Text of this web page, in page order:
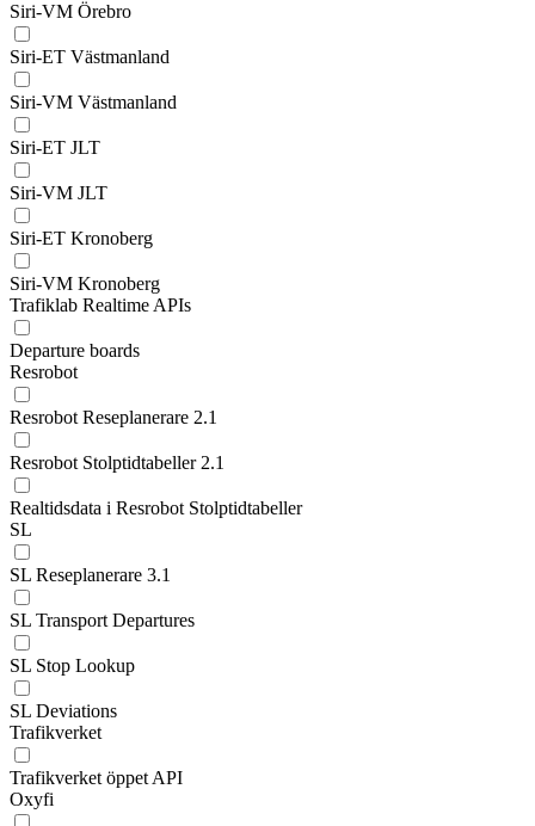
Siri-VM Örebro
Siri-ET Västmanland
Siri-VM Västmanland
Siri-ET JLT
Siri-VM JLT
Siri-ET Kronoberg
Siri-VM Kronoberg
Trafiklab Realtime APIs
Departure boards
Resrobot
Resrobot Reseplanerare 2.1
Resrobot Stolptidtabeller 2.1
Realtidsdata i Resrobot Stolptidtabeller
SL
SL Reseplanerare 3.1
SL Transport Departures
SL Stop Lookup
SL Deviations
Trafikverket
Trafikverket öppet API
Oxyfi